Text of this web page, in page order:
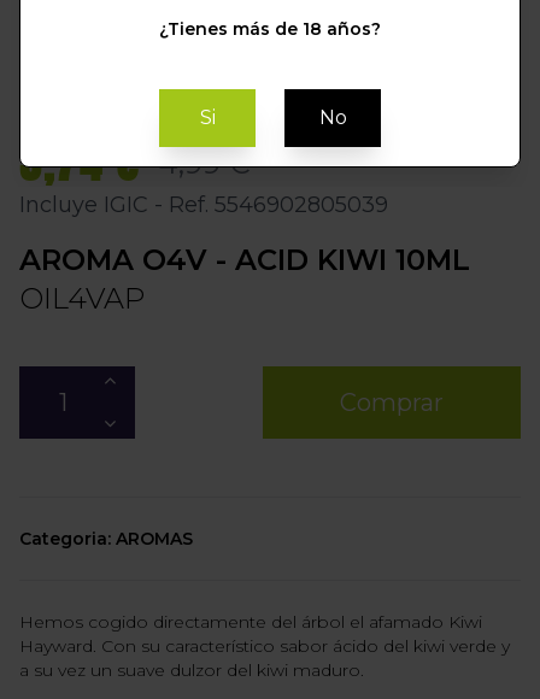
3,74 € 4,99 €
Incluye IGIC - Ref. 5546902805039
AROMA O4V - ACID KIWI 10ML
OIL4VAP
Comprar
Categoria: AROMAS
Hemos cogido directamente del árbol el afamado Kiwi
Hayward. Con su característico sabor ácido del kiwi verde y
a su vez un suave dulzor del kiwi maduro.
¿Tienes más de 18 años?
Si No